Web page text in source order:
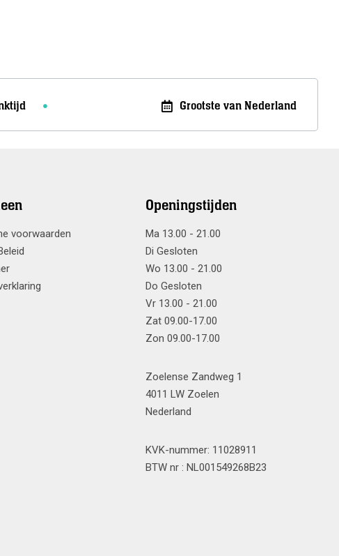
Grootste van Nederland
voorwaarden
Openingstijden
Ma 13.00 - 21.00
Di Gesloten
Wo 13.00 - 21.00
Do Gesloten
Vr 13.00 - 21.00
Zat 09.00-17.00
Zon 09.00-17.00
Zoelense Zandweg 1
4011 LW Zoelen
Nederland
KVK-nummer: 11028911
BTW nr : NL001549268B23